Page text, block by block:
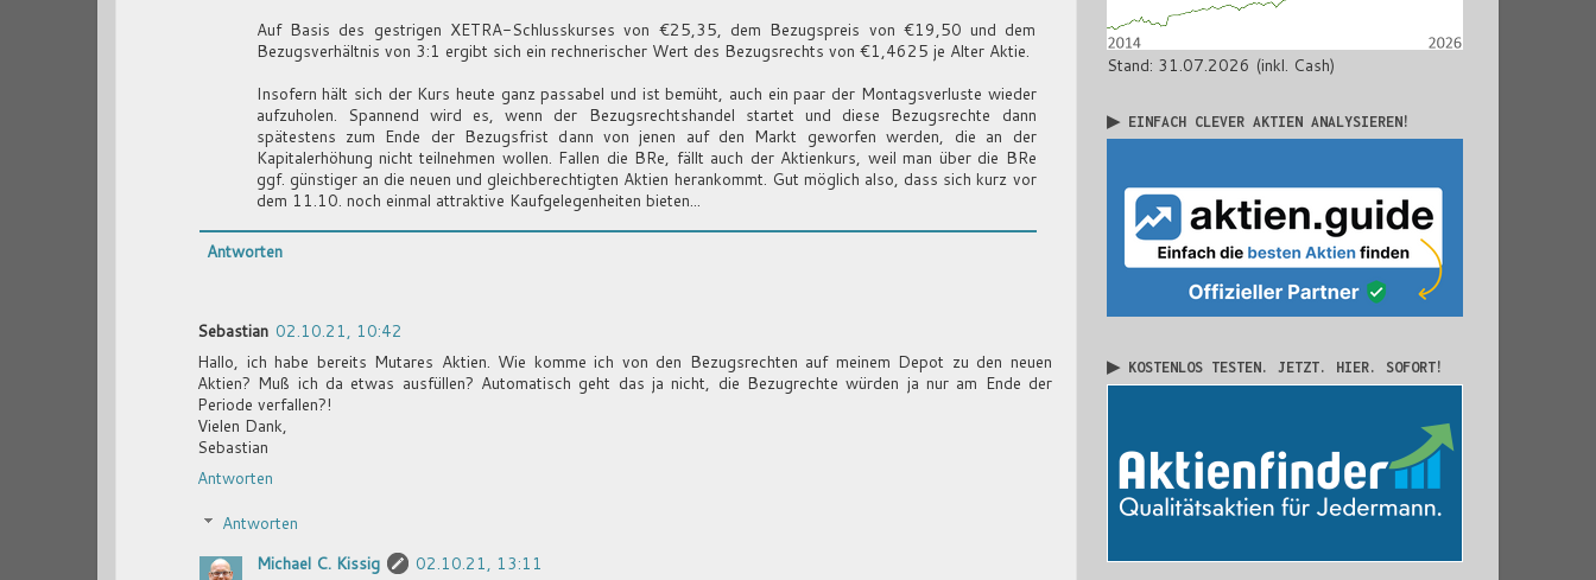
Auf Basis des gestrigen XETRA-Schlusskurses von €25,35, dem Bezugspreis von €19,50 und dem
Bezugsverhältnis von 3:1 ergibt sich ein rechnerischer Wert des Bezugsrechts von €1,4625 je Alter Aktie.
Insofern hält sich der Kurs heute ganz passabel und ist bemüht, auch ein paar der Montagsverluste wieder
aufzuholen. Spannend wird es, wenn der Bezugsrechtshandel startet und diese Bezugsrechte dann
spätestens zum Ende der Bezugsfrist dann von jenen auf den Markt geworfen werden, die an der
Kapitalerhöhung nicht teilnehmen wollen. Fallen die BRe, fällt auch der Aktienkurs, weil man über die BRe
ggf. günstiger an die neuen und gleichberechtigten Aktien herankommt. Gut möglich also, dass sich kurz vor
dem 11.10. noch einmal attraktive Kaufgelegenheiten bieten...
Antworten
Sebastian 02.10.21, 10:42
Hallo, ich habe bereits Mutares Aktien. Wie komme ich von den Bezugsrechten auf meinem Depot zu den neuen
Aktien? Muß ich da etwas ausfüllen? Automatisch geht das ja nicht, die Bezugrechte würden ja nur am Ende der
Periode verfallen?!
Vielen Dank,
Sebastian
Antworten
Antworten
Michael C. Kissig
02.10.21, 13:11
Stand: 31.07.2026 (inkl. Cash)
▶ EINFACH CLEVER AKTIEN ANALYSIEREN!
▶ KOSTENLOS TESTEN. JETZT. HIER. SOFORT!